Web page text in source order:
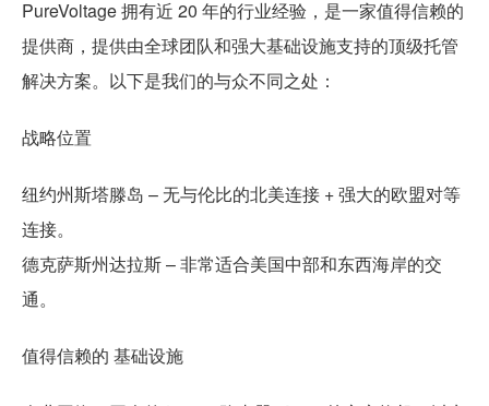
PureVoltage 拥有近 20 年的行业经验，是一家值得信赖的
提供商，提供由全球团队和强大基础设施支持的顶级托管
解决方案。以下是我们的与众不同之处：
战略位置
纽约州斯塔滕岛 – 无与伦比的北美连接 + 强大的欧盟对等
连接。
德克萨斯州达拉斯 – 非常适合美国中部和东西海岸的交
通。
️值得信赖的 ️基础设施